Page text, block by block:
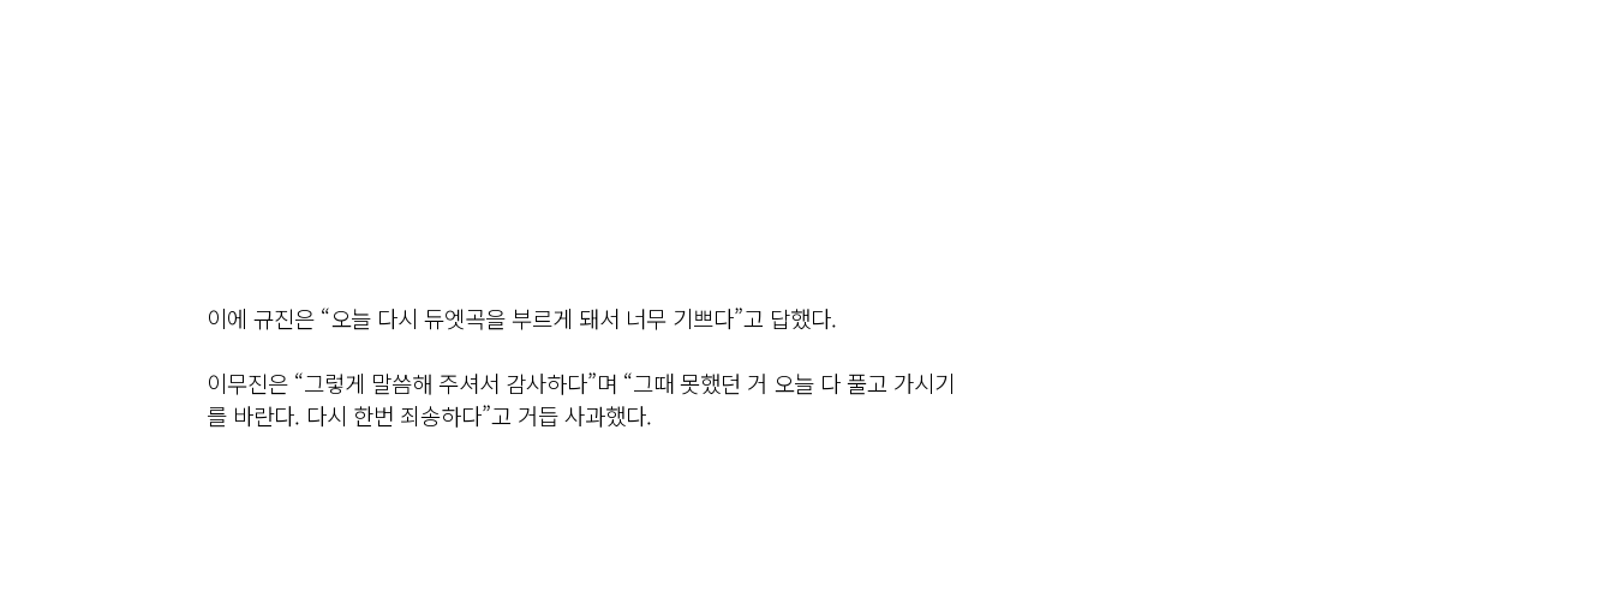
이에 규진은 “오늘 다시 듀엣곡을 부르게 돼서 너무 기쁘다”고 답했다.
이무진은 “그렇게 말씀해 주셔서 감사하다”며 “그때 못했던 거 오늘 다 풀고 가시기
를 바란다. 다시 한번 죄송하다”고 거듭 사과했다.